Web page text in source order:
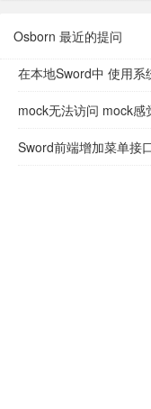
Osborn 最近的提问